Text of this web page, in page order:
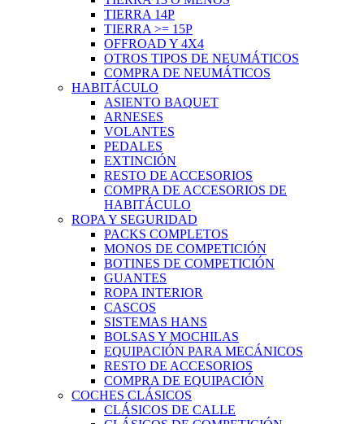
TIERRA 14P
TIERRA >= 15P
OFFROAD Y 4X4
OTROS TIPOS DE NEUMÁTICOS
COMPRA DE NEUMÁTICOS
HABITÁCULO
ASIENTO BAQUET
ARNESES
VOLANTES
PEDALES
EXTINCIÓN
RESTO DE ACCESORIOS
COMPRA DE ACCESORIOS DE
HABITÁCULO
ROPA Y SEGURIDAD
PACKS COMPLETOS
MONOS DE COMPETICIÓN
BOTINES DE COMPETICIÓN
GUANTES
ROPA INTERIOR
CASCOS
SISTEMAS HANS
BOLSAS Y MOCHILAS
EQUIPACIÓN PARA MECÁNICOS
RESTO DE ACCESORIOS
COMPRA DE EQUIPACIÓN
COCHES CLÁSICOS
CLÁSICOS DE CALLE